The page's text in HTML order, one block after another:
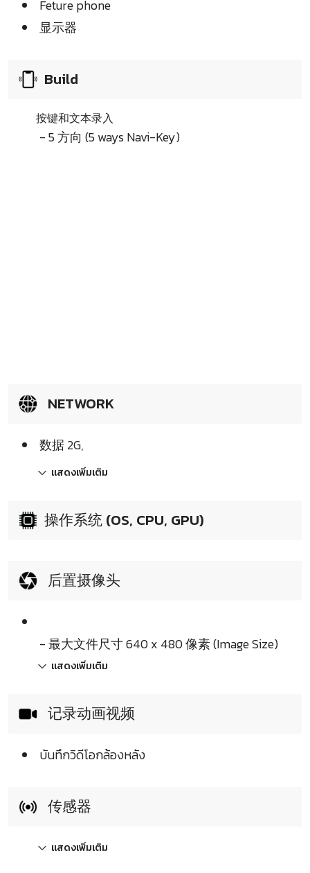
Feture phone
显示器
Build
按键和文本录入
- 5 方向 (5 ways Navi-Key)
NETWORK
数据 2G,
แสดงเพิ่มเติม
操作系统 (OS, CPU, GPU)
后置摄像头
- 最大文件尺寸 640 x 480 像素 (Image Size)
แสดงเพิ่มเติม
记录动画视频
บันทึกวิดีโอกล้องหลัง
传感器
แสดงเพิ่มเติม